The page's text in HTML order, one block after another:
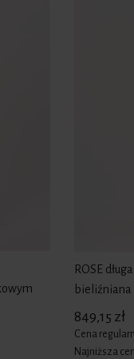
ROSE
bieliźniana
849,15 zł
Cena
Najniższa